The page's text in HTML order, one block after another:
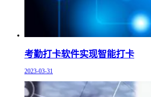
考勤打卡软件实现智能打卡
2023-03-31